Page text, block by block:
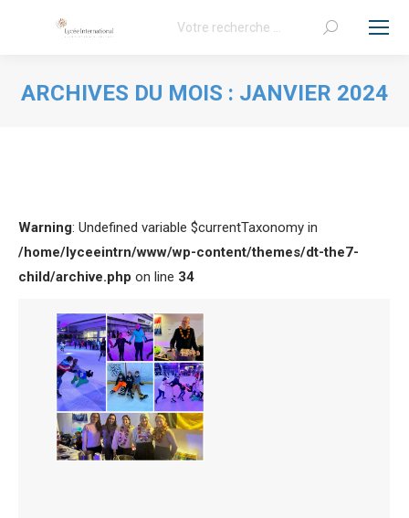
Recherche
ARCHIVES DU MOIS : JANVIER 2024
Warning: Undefined variable $currentTaxonomy in
/home/lyceeintrn/www/wp-content/themes/dt-the7-
child/archive.php on line 34